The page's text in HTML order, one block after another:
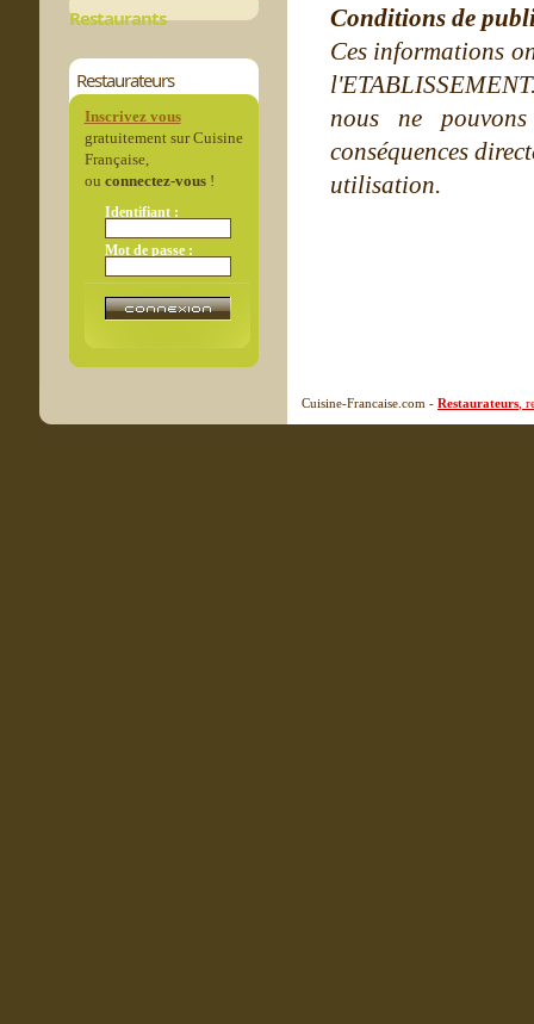
Restaurants
Restaurateurs
Inscrivez vous
gratuitement sur Cuisine
Française,
ou connectez-vous!
Identifiant :
Mot de passe :
Conditions de
Ces informations
nous ne
conséquences
utilisation.
Cuisine-Francaise.com - Restaurateurs ,